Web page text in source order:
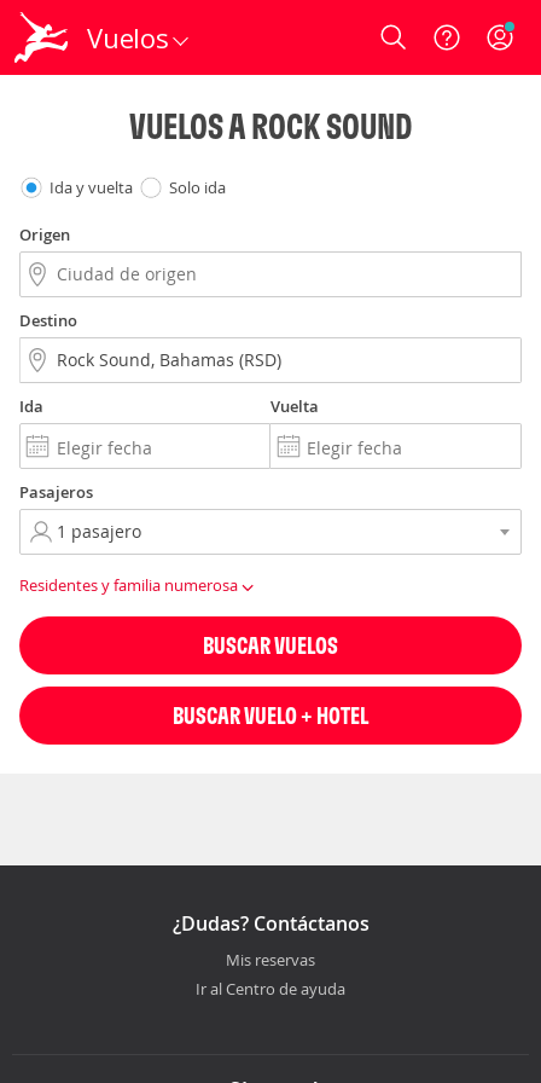
Vuelos Login
VUELOS A ROCK SOUND
Ida y vuelta Solo ida
Origen
Destino
Ida Vuelta
Pasajeros
Residentes y familia numerosa
BUSCAR VUELOS
BUSCAR VUELO + HOTEL
¿Dudas? Contáctanos
Mis reservas
Ir al Centro de ayuda